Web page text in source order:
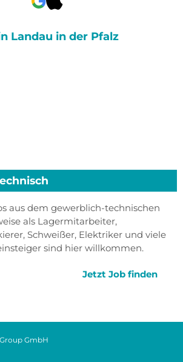
Landau in der Pfalz
aus dem gewerblich-technischen
als Lagermitarbeiter,
Schweißer, Elektriker und viele
sind hier willkommen.
Jetzt Job finden
GmbH